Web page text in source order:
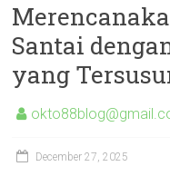
Santai
yang
December 27, 2025